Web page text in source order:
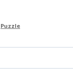
Puzzle